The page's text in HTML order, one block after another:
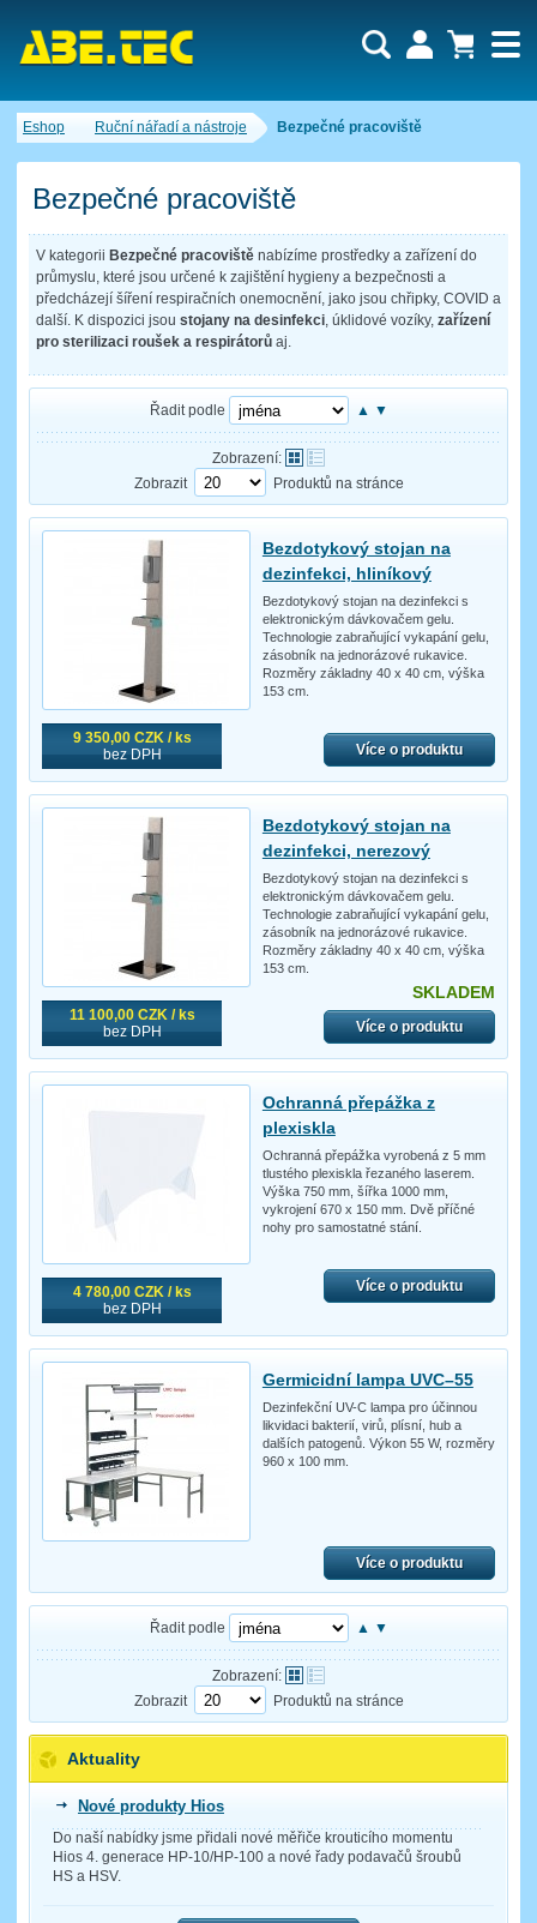
Eshop Ruční nářadí a nástroje Bezpečné pracoviště
Bezpečné pracoviště
V kategorii Bezpečné pracoviště nabízíme prostředky a zařízení do
průmyslu, které jsou určené k zajištění hygieny a bezpečnosti a
předcházejí šíření respiračních onemocnění, jako jsou chřipky, COVID a
další. K dispozici jsou stojany na desinfekci , úklidové vozíky, zařízení
pro sterilizaci roušek a respirátorů aj.
Řadit podle ▲ ▼
Zobrazení:
Zobrazit
Produktů na stránce
9 350,00 CZK / ks
bez DPH
Bezdotykový stojan na
dezinfekci, hliníkový
Bezdotykový stojan na dezinfekci s
elektronickým dávkovačem gelu.
Technologie zabraňující vykapání gelu,
zásobník na jednorázové rukavice.
Rozměry základny 40 x 40 cm, výška
153 cm.
Více o produktu
11 100,00 CZK / ks
bez DPH
Bezdotykový stojan na
dezinfekci, nerezový
Bezdotykový stojan na dezinfekci s
elektronickým dávkovačem gelu.
Technologie zabraňující vykapání gelu,
zásobník na jednorázové rukavice.
Rozměry základny 40 x 40 cm, výška
153 cm.
SKLADEM
Více o produktu
4 780,00 CZK / ks
bez DPH
Ochranná přepážka z
plexiskla
Ochranná přepážka vyrobená z 5 mm
tlustého plexiskla řezaného laserem.
Výška 750 mm, šířka 1000 mm,
vykrojení 670 x 150 mm. Dvě příčné
nohy pro samostatné stání.
Více o produktu
Germicidní lampa UVC–55
Dezinfekční UV-C lampa pro účinnou
likvidaci bakterií, virů, plísní, hub a
dalších patogenů. Výkon 55 W, rozměry
960 x 100 mm.
Více o produktu
Řadit podle ▲ ▼
Zobrazení:
Zobrazit
Produktů na stránce
Aktuality
Nové produkty Hios
Do naší nabídky jsme přidali nové měřiče krouticího momentu
Hios 4. generace HP-10/HP-100 a nové řady podavačů šroubů
HS a HSV.
Nákupní košík je momentálně prázdný.
Počet produktů:
Cena celkem:0,00 CZK
Uživatel:
Zapomenuté heslo